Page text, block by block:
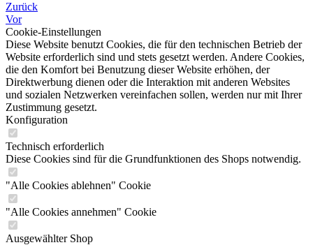
Zurück
Vor
Cookie-Einstellungen
Diese Website benutzt Cookies, die für den technischen Betrieb der
Website erforderlich sind und stets gesetzt werden. Andere Cookies,
die den Komfort bei Benutzung dieser Website erhöhen, der
Direktwerbung dienen oder die Interaktion mit anderen Websites
und sozialen Netzwerken vereinfachen sollen, werden nur mit Ihrer
Zustimmung gesetzt.
Konfiguration
Technisch erforderlich
Diese Cookies sind für die Grundfunktionen des Shops notwendig.
"Alle Cookies ablehnen" Cookie
"Alle Cookies annehmen" Cookie
Ausgewählter Shop